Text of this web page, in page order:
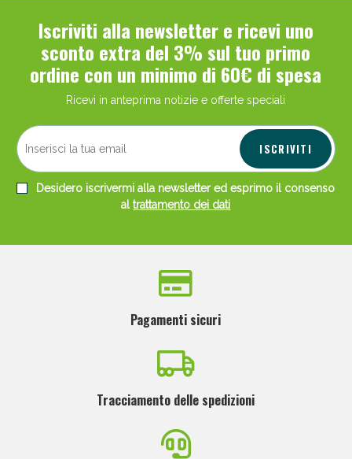
Iscriviti alla newsletter e ricevi uno
sconto extra del 3% sul tuo primo
ordine con un minimo di 60€ di spesa
Ricevi in anteprima notizie e offerte speciali
ISCRIVITI
Desidero iscrivermi alla newsletter ed esprimo il consenso
altrattamento dei dati
Pagamenti sicuri
Tracciamento delle spedizioni